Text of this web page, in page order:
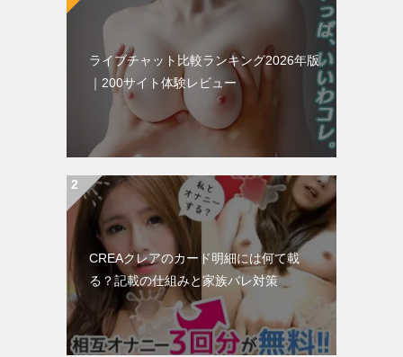
ライブチャット比較ランキング2026年版
｜200サイト体験レビュー
CREAクレアのカード明細には何て載
る？記載の仕組みと家族バレ対策